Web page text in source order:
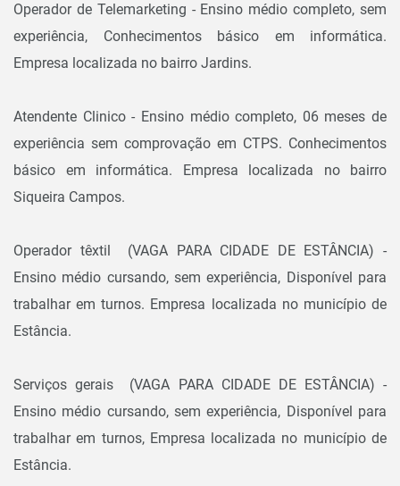
Operador de Telemarketing - Ensino médio completo, sem
experiência, Conhecimentos básico em informática.
Empresa localizada no bairro Jardins.
Atendente Clinico - Ensino médio completo, 06 meses de
experiência sem comprovação em CTPS. Conhecimentos
básico em informática. Empresa localizada no bairro
Siqueira Campos.
Operador têxtil (VAGA PARA CIDADE DE ESTÂNCIA) -
Ensino médio cursando, sem experiência, Disponível para
trabalhar em turnos. Empresa localizada no município de
Estância.
Serviços gerais (VAGA PARA CIDADE DE ESTÂNCIA) -
Ensino médio cursando, sem experiência, Disponível para
trabalhar em turnos, Empresa localizada no município de
Estância.